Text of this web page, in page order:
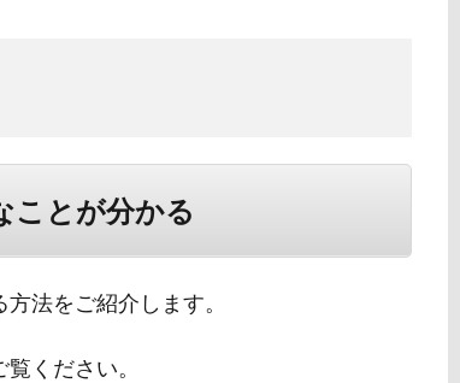
ことが分かる
法をご紹介します。
ください。